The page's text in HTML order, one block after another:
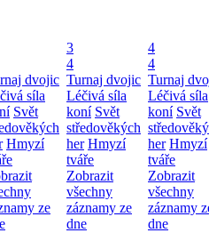
dvojic
síla
Svět
Hmyzí
ze
3
4
Turnaj dvojic
Léčivá síla
koní Svět
středověkých
her Hmyzí
tváře
Zobrazit
všechny
záznamy ze
dne
4
4
Turnaj
Léčivá síla
koní Svět
her Hmyzí
tváře
Zobrazit
všechny
záznamy
dne